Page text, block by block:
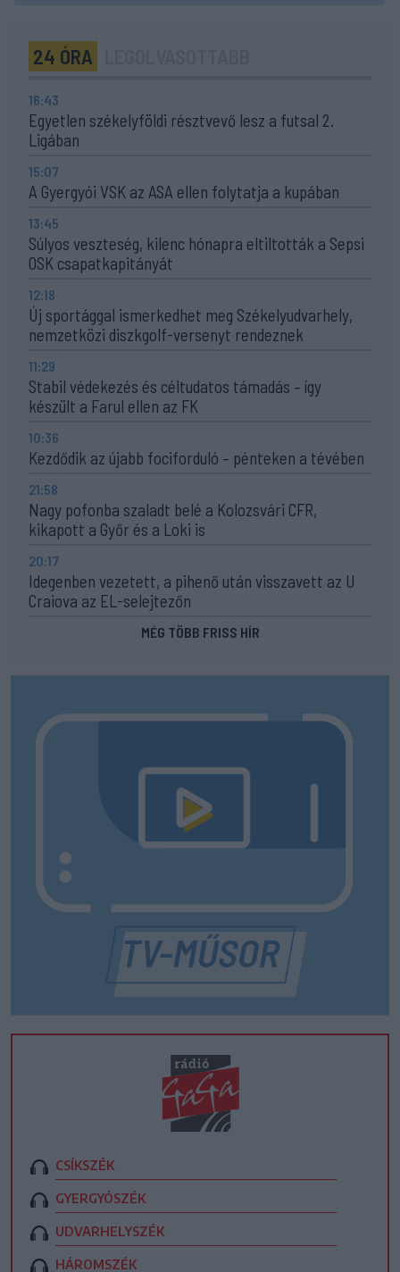
24 ÓRA
16:43
Egyetlen székelyföldi résztvevő lesz a futsal 2.
Ligában
15:07
A Gyergyói VSK az ASA ellen folytatja a kupában
13:45
Súlyos veszteség, kilenc hónapra eltiltották a Sepsi
OSK csapatkapitányát
12:18
Új sportággal ismerkedhet meg Székelyudvarhely,
nemzetközi diszkgolf-versenyt rendeznek
11:29
Stabil védekezés és céltudatos támadás – így
készült a Farul ellen az FK
10:36
Kezdődik az újabb fociforduló – pénteken a tévében
21:58
Nagy pofonba szaladt belé a Kolozsvári CFR,
kikapott a Győr és a Loki is
20:17
Idegenben vezetett, a pihenő után visszavett az U
Craiova az EL-selejtezőn
MÉG TÖBB FRISS HÍR
CSÍKSZÉK
GYERGYÓSZÉK
UDVARHELYSZÉK
HÁROMSZÉK